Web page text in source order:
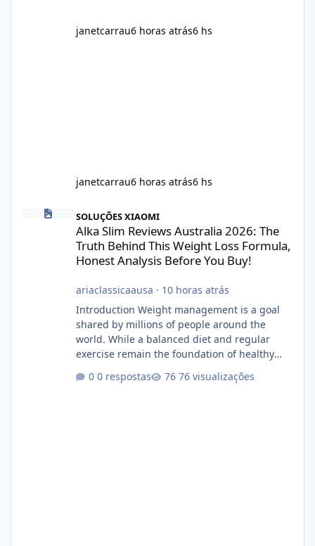
janetcarrau6 horas atrás6 hs
janetcarrau6 horas atrás6 hs
Alka Slim Reviews Australia 2026: The Truth Behind This
SOLUÇÕES XIAOMI
Alka Slim Reviews Australia 2026: The
Truth Behind This Weight Loss Formula,
Honest Analysis Before You Buy!
ariaclassicaausa · 10 horas atrás
Introduction Weight management is a goal
shared by millions of people around the
world. While a balanced diet and regular
exercise remain the foundation of healthy
dietary supplements for additional support.
0 respostas 76 visualizações